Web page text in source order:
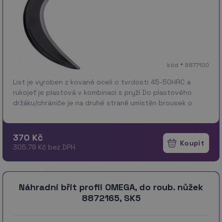
kód * 8877100
List je vyroben z kované oceli o tvrdosti 45-50HRC a
rukojeť je plastová v kombinaci s pryží Do plastového
držáku/chrániče je na druhé straně umístěn brousek o
více
370 Kč
305.79 Kč bez DPH
Náhradní břit profil OMEGA, do roub. nůžek
8872165, SK5